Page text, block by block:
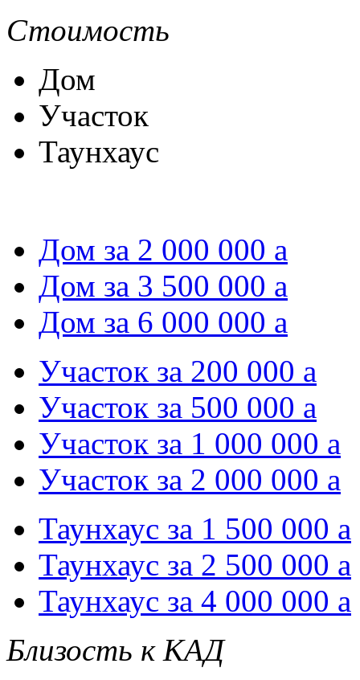
Стоимость
Дом
Участок
Таунхаус
Дом за 2 000 000 a
Дом за 3 500 000 a
Дом за 6 000 000 a
Участок за 200 000 a
Участок за 500 000 a
Участок за 1 000 000 a
Участок за 2 000 000 a
Таунхаус за 1 500 000 a
Таунхаус за 2 500 000 a
Таунхаус за 4 000 000 a
Близость к КАД